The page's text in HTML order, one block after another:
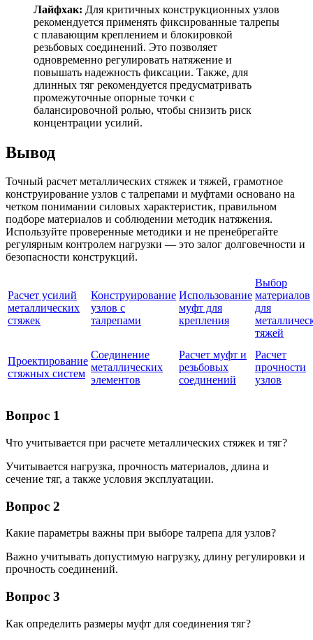
Лайфхак: Для критичных конструкционных узлов
рекомендуется применять фиксированные талрепы
с плавающим креплением и блокировкой
резьбовых соединений. Это позволяет
одновременно регулировать натяжение и
повышать надежность фиксации. Также, для
длинных тяг рекомендуется предусматривать
промежуточные опорные точки с
балансировочной ролью, чтобы снизить риск
концентрации усилий.
Вывод
Точный расчет металлических стяжек и тяжей, грамотное
конструирование узлов с талрепами и муфтами основано на
четком понимании силовых характеристик, правильном
подборе материалов и соблюдении методик натяжения.
Используйте проверенные методики и не пренебрегайте
регулярным контролем нагрузки — это залог долговечности и
безопасности конструкций.
Расчет усилий
металлических
стяжек
Конструирование
узлов с
талрепами
Использование
муфт для
крепления
Выбор
материалов
для
тяжей
Проектирование
стяжных систем
Соединение
металлических
элементов
Расчет муфт и
резьбовых
соединений
Расчет
прочности
узлов
Вопрос 1
Что учитывается при расчете металлических стяжек и тяг?
Учитывается нагрузка, прочность материалов, длина и
сечение тяг, а также условия эксплуатации.
Вопрос 2
Какие параметры важны при выборе талрепа для узлов?
Важно учитывать допустимую нагрузку, длину регулировки и
прочность соединений.
Вопрос 3
Как определить размеры муфт для соединения тяг?